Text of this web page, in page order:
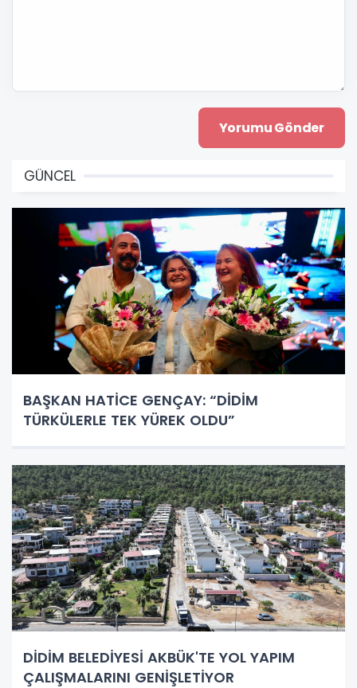
GÜNCEL
BAŞKAN HATİCE GENÇAY: “DİDİM
TÜRKÜLERLE TEK YÜREK OLDU”
DİDİM BELEDİYESİ AKBÜK'TE YOL YAPIM
ÇALIŞMALARINI GENİŞLETİYOR